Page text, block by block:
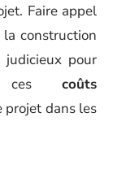
Faire appel
construction
judicieux pour
ces coûts
projet dans les